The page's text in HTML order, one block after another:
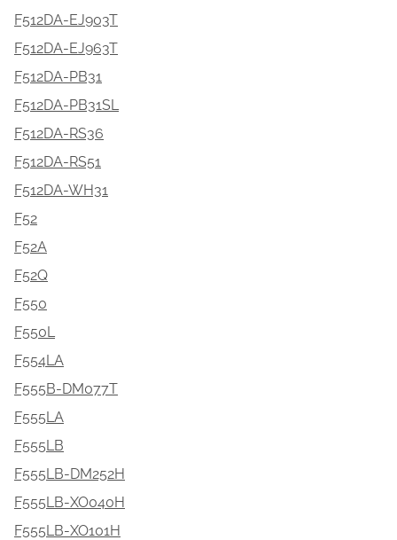
F512DA-EJ903T
F512DA-EJ963T
F512DA-PB31
F512DA-PB31SL
F512DA-RS36
F512DA-RS51
F512DA-WH31
F52
F52A
F52Q
F550
F550L
F554LA
F555B-DM077T
F555LA
F555LB
F555LB-DM252H
F555LB-XO040H
F555LB-XO101H